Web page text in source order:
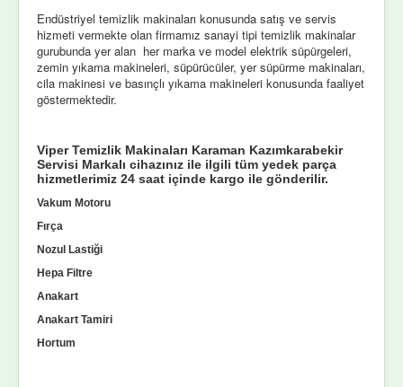
Endüstriyel temizlik makinaları konusunda satış ve servis
hizmeti vermekte olan firmamız sanayi tipi temizlik makinalar
gurubunda yer alan her marka ve model elektrik süpürgeleri,
zemin yıkama makineleri, süpürücüler, yer süpürme makinaları,
cila makinesi ve basınçlı yıkama makineleri konusunda faaliyet
göstermektedir.
Viper Temizlik Makinaları Karaman Kazımkarabekir
Servisi Markalı cihazınız ile ilgili tüm yedek parça
hizmetlerimiz 24 saat içinde kargo ile gönderilir.
Vakum Motoru
Fırça
Nozul Lastiği
Hepa Filtre
Anakart
Anakart Tamiri
Hortum